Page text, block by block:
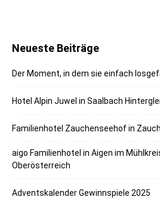
Neueste Beiträge
Der Moment, in dem sie einfach
Hotel Alpin Juwel in Saalbach
Familienhotel Zauchenseehof in
aigo Familienhotel in Aigen im
Oberösterreich
Adventskalender Gewinnspiele 2025